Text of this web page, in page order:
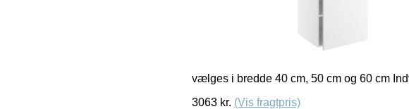
vælges i bredde 40 cm, 50 cm og 60 cm
3063 kr. (Vis fragtpris)